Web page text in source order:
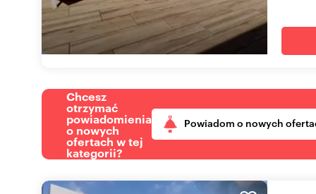
Chcesz
otrzymać
powiadomienia
o nowych
ofertach w tej
kategorii?
Powiadom o nowych